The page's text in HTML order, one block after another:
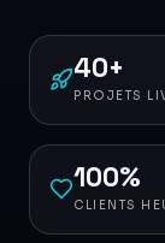
40+
PROJETS
100%
CLIENTS